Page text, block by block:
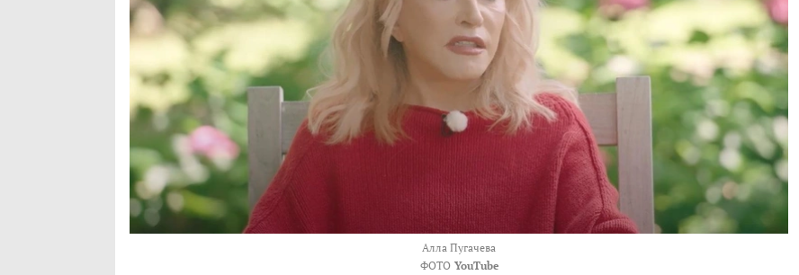
Алла Пугачева
ФОТО YouTube